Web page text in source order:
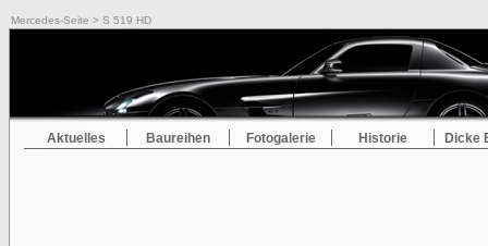
Mercedes-Seite > S 519 HD
Aktuelles Baureihen Fotogalerie Historie Dicke